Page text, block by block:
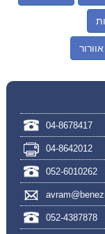
אוורור
04-8678417
04-8642012
052-6010262
052-4387878